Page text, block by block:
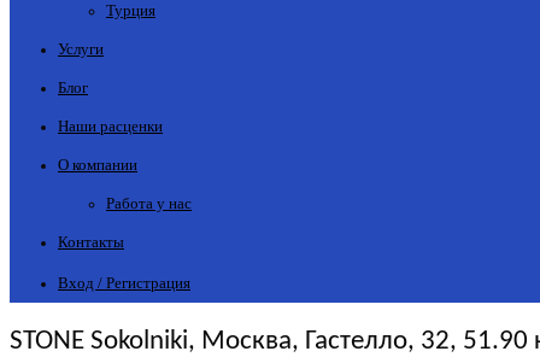
Турция
Услуги
Блог
Наши расценки
О компании
Работа у нас
Контакты
Вход / Регистрация
STONE Sokolniki, Москва, Гастелло, 32, 51.90